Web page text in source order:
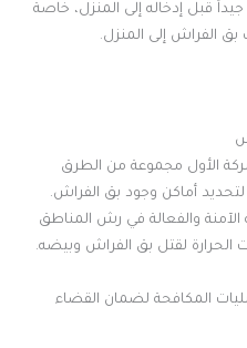
قبل إدخاله إلى المنزل، خاصة
بق الفراش إلى المنزل.
الأول مجموعة من الطرق
لتحديد أماكن وجود بق الفراش.
الآمنة والفعالة في رش المناطق
الحرارة لقتل بق الفراش وبيضه.
المكافحة لضمان القضاء